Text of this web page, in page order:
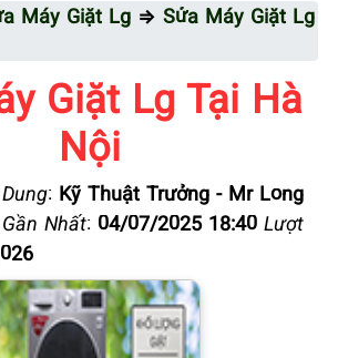
Máy Giặt Lg ⇒ Sửa Máy Giặt Lg
Giặt Lg Tại Hà
Nội
: Kỹ Thuật Trưởng - Mr Long
Nhất: 04/07/2025 18:40 Lượt